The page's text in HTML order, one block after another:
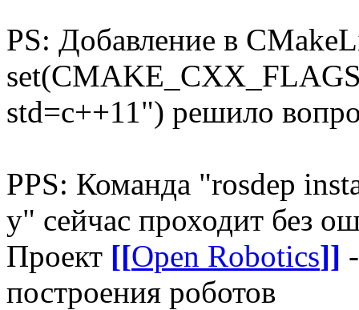
PS: Добавление в
std=c++11") решило
PPS: Команда "rosdep
y" сейчас проходит без
Проект [[Open Robotics]]
построения роботов